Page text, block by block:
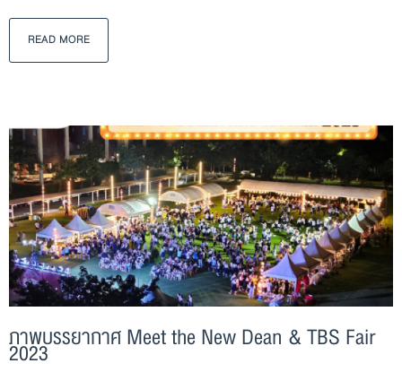
READ MORE
ภาพบรรยากาศ Meet the New Dean & TBS Fair
2023